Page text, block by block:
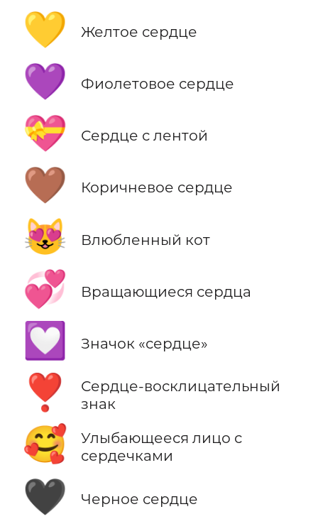
💛 Желтое сердце
💜 Фиолетовое сердце
💝 Сердце с лентой
🤎 Коричневое сердце
😻 Влюбленный кот
💞 Вращающиеся сердца
💟 Значок «сердце»
❣️
Сердце-восклицательный
знак
🥰
Улыбающееся лицо с
сердечками
🖤 Черное сердце